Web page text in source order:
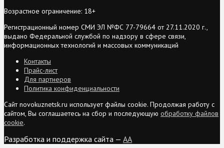
Возрастное ограничение: 18+
Регистрационный номер СМИ ЭЛ №ФС 77-79664 от 27.11.2020 г.,
выдано Федеральной службой по надзору в сфере связи,
информационных технологий и массовых коммуникаций
Контакты
Прайс-лист
Для партнеров
Политика конфиденциальности
Сайт novokuznetsk.ru использует файлы cookie. Продолжая работу с
сайтом, Вы соглашаетесь на сбор и последующую обработку файлов
cookie.
Разработка и поддержка сайта — AA